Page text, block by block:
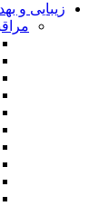
زیبایی و